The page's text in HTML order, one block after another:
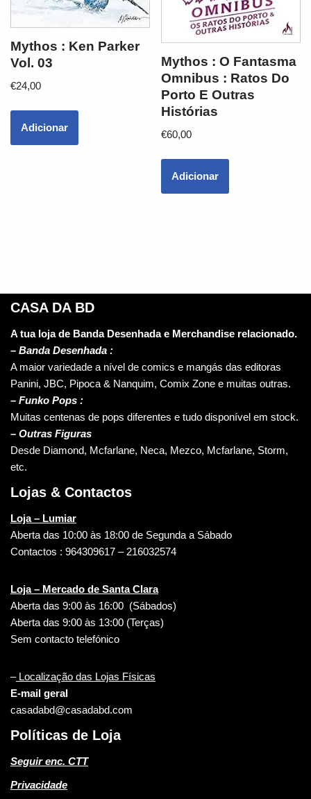
Mythos : Ken Parker
Vol. 03
€24,00
Adicionar
Mythos : O Fantasma
Omnibus : Ratos Do
Porto E Outras
Histórias
€60,00
Adicionar
CASA DA BD
A tua loja de Banda Desenhada e Merchandise relacionado.
– Banda Desenhada :
A maior variedade a nível de comics e mangás das editoras
Panini, JBC, Pipoca & Nanquim, Comix Zone e muitas outras.
– Funko Pops :
Muitas centenas de pops diferentes e tudo disponível em stock.
– Outras Figuras
Desde Diamond, Mcfarlane, Neca, Mezco, Mcfarlane, Storm,
etc.
Lojas & Contactos
Loja – Lumiar
Aberta das 10:00 às 18:00 de Segunda a Sábado
Contactos : 964309617 – 216032574
Loja – Mercado de Santa Clara
Aberta das 9:00 às 16:00 (Sábados)
Aberta das 9:00 às 13:00 (Terças)
Sem contacto telefónico
–Localização das Lojas Físicas
E-mail geral
casadabd@casadabd.com
Políticas de Loja
Seguir enc. CTT
Privacidade